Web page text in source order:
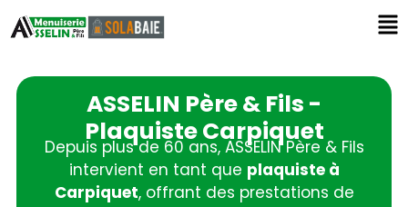
ASSELIN Père & Fils -
Plaquiste Carpiquet
Depuis plus de 60 ans, ASSELIN Père & Fils
intervient en tant que plaquiste à
Carpiquet, offrant des prestations de